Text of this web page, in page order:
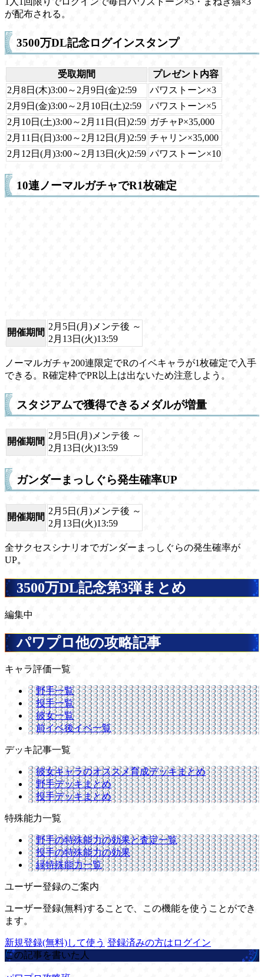
が配布される。
3500万DL記念ログインスタンプ
受取期間
プレゼント内容
2月8日(木)3:00～2月9日(金)2:59
パワストーン×3
2月9日(金)3:00～2月10日(土)2:59
パワストーン×5
2月10日(土)3:00～2月11日(日)2:59 ガチャP×35,000
2月11日(日)3:00～2月12日(月)2:59 チャリン×35,000
2月12日(月)3:00～2月13日(火)2:59 パワストーン×10
10連ノーマルガチャでR1枚確定
開催期間
2月5日(月)メンテ後 ～
2月13日(火)13:59
ノーマルガチャ200連限定でRのイベキャラが1枚確定で入手
できる。R確定枠でPR以上は出ないため注意しよう。
スタジアムで獲得できるメダルが増量
開催期間
2月5日(月)メンテ後 ～
2月13日(火)13:59
ガンダーまっしぐら発生確率UP
開催期間
2月5日(月)メンテ後 ～
2月13日(火)13:59
全サクセスシナリオでガンダーまっしぐらの発生確率が
UP。
3500万DL記念第3弾まとめ
編集中
パワプロ他の攻略記事
キャラ評価一覧
野手一覧
投手一覧
彼女一覧
前イベ後イベ一覧
デッキ記事一覧
彼女キャラのオススメ育成デッキまとめ
野手デッキまとめ
投手デッキまとめ
特殊能力一覧
野手の特殊能力の効果と査定一覧
投手の特殊能力の効果
緑特殊能力一覧
ユーザー登録のご案内
ユーザー登録(無料)することで、この機能を使うことができ
ます。
新規登録(無料)して使う 登録済みの方はログイン
この記事を書いた人